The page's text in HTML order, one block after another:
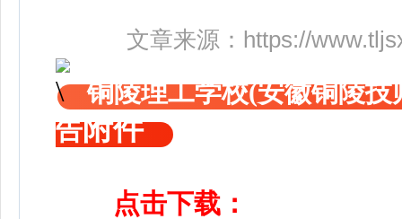
文章来源： https://
铜陵理工学校(安徽铜陵
告附件
点击下载：